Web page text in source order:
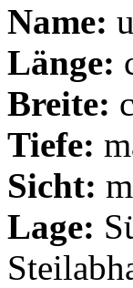
Name:
Länge:
Breite:
Tiefe:
Sicht:
Lage: